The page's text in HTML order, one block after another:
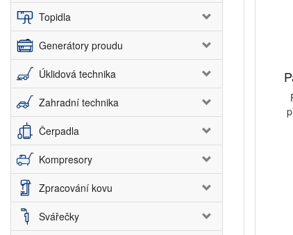
Topidla
Generátory proudu
Úklidová technika
Zahradní technika
Čerpadla
Kompresory
Zpracování kovu
Svářečky